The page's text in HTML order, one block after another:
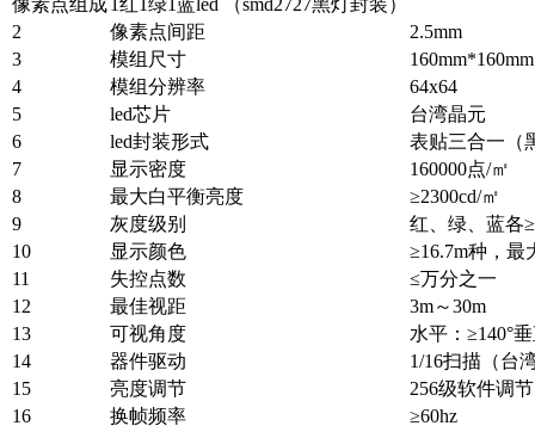
像素点组成1红1绿1蓝led （smd2727黑灯封装）
2
像素点间距
2.5mm
3
模组尺寸
160mm*160mm
4
模组分辨率
64x64
5
led芯片
台湾晶元
6
led封装形式
表贴三合一（
7
显示密度
160000点/㎡
8
最大白平衡亮度
≥2300cd/㎡
9
灰度级别
红、绿、蓝各
10
显示颜色
≥16.7m种，最
11
失控点数
≤万分之一
12
最佳视距
3m～30m
13
可视角度
水平：≥140°
14
器件驱动
1/16扫描（台
15
亮度调节
256级软件调
16
换帧频率
≥60hz